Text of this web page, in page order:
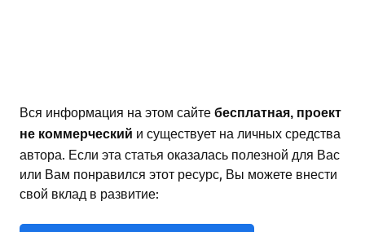
Вся информация на этом сайте бесплатная, проект
не коммерческий и существует на личных средства
автора. Если эта статья оказалась полезной для Вас
или Вам понравился этот ресурс, Вы можете внести
свой вклад в развитие: